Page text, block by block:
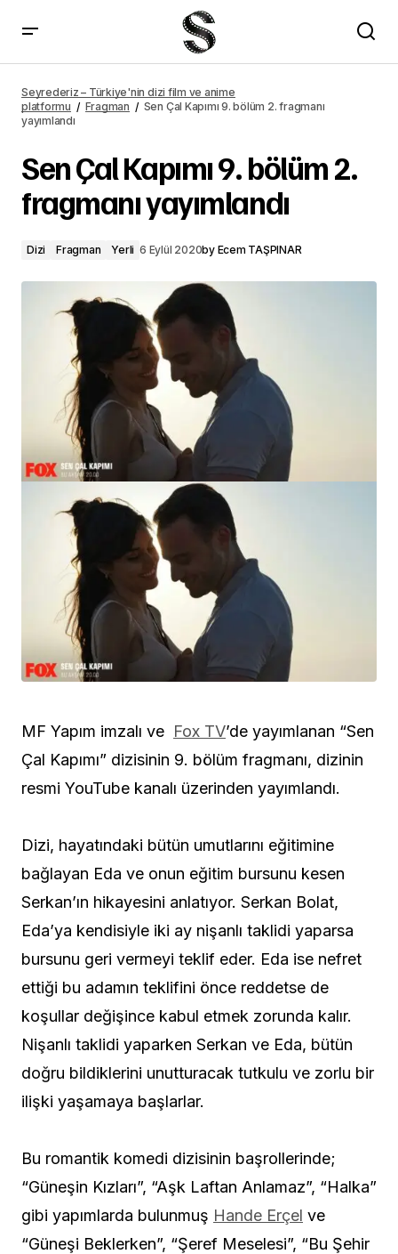
Seyrederiz – Türkiye'nin dizi film ve anime
platformu
Fragman
Sen Çal Kapımı 9. bölüm 2. fragmanı
yayımlandı
Sen Çal Kapımı 9. bölüm 2.
fragmanı yayımlandı
Dizi Fragman Yerli 6 Eylül 2020by Ecem TAŞPINAR
MF Yapım imzalı ve Fox TV’de yayımlanan “Sen
Çal Kapımı” dizisinin 9. bölüm fragmanı, dizinin
resmi YouTube kanalı üzerinden yayımlandı.
Dizi, hayatındaki bütün umutlarını eğitimine
bağlayan Eda ve onun eğitim bursunu kesen
Serkan’ın hikayesini anlatıyor. Serkan Bolat,
Eda’ya kendisiyle iki ay nişanlı taklidi yaparsa
bursunu geri vermeyi teklif eder. Eda ise nefret
ettiği bu adamın teklifini önce reddetse de
koşullar değişince kabul etmek zorunda kalır.
Nişanlı taklidi yaparken Serkan ve Eda, bütün
doğru bildiklerini unutturacak tutkulu ve zorlu bir
ilişki yaşamaya başlarlar.
Bu romantik komedi dizisinin başrollerinde;
“Güneşin Kızları”, “Aşk Laftan Anlamaz”, “Halka”
gibi yapımlarda bulunmuş Hande Erçel ve
“Güneşi Beklerken”, “Şeref Meselesi”, “Bu Şehir